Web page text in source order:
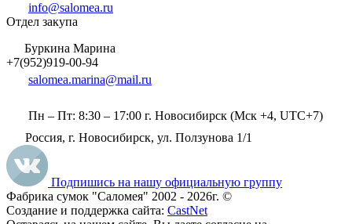
info@salomea.ru
Отдел закупа
Буркина Марина
+7(952)919-00-94
salomea.marina@mail.ru
Пн – Пт: 8:30 – 17:00 г. Новосибирск (Мск +4, UTC+7)
Россия, г. Новосибирск, ул. Ползунова 1/1
Подпишись на нашу официальную группу
Фабрика сумок "Саломея" 2002 - 2026г. ©
Создание и поддержка сайта: CastNet